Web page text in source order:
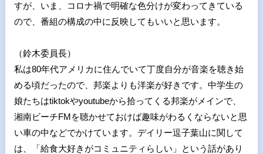
すが、いま、コロナ禍で明確な色分けが変わってきている
ので、番組の構成の中に反映してもいいと思います。
（鈴木委員長）
私は80年代アメリカに住んでいて丁度自分が音楽を聴き始
める頃だったので、邦楽よりも洋楽が好きです。中学生の
娘たちはtiktokやyoutubeから拾ってくる邦楽がメインで、
湘南ビーチFMを聴かせておけば趣味がわるくならないと思
い車の中などでかけています。デイリー逗子葉山に関して
は、「給食大好きがコミュニティらしい」という話があり